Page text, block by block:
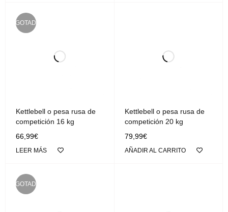
AGOTADO
Kettlebell o pesa rusa de
competición 16 kg
66,99€
LEER MÁS
Kettlebell o pesa rusa de
competición 20 kg
79,99€
AÑADIR AL CARRITO
AGOTADO